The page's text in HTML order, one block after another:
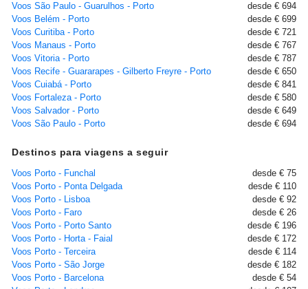
Voos São Paulo - Guarulhos - Porto
desde € 694
Voos Belém - Porto
desde € 699
Voos Curitiba - Porto
desde € 721
Voos Manaus - Porto
desde € 767
Voos Vitoria - Porto
desde € 787
Voos Recife - Guararapes - Gilberto Freyre - Porto
desde € 650
Voos Cuiabá - Porto
desde € 841
Voos Fortaleza - Porto
desde € 580
Voos Salvador - Porto
desde € 649
Voos São Paulo - Porto
desde € 694
Destinos para viagens a seguir
Voos Porto - Funchal
desde € 75
Voos Porto - Ponta Delgada
desde € 110
Voos Porto - Lisboa
desde € 92
Voos Porto - Faro
desde € 26
Voos Porto - Porto Santo
desde € 196
Voos Porto - Horta - Faial
desde € 172
Voos Porto - Terceira
desde € 114
Voos Porto - São Jorge
desde € 182
Voos Porto - Barcelona
desde € 54